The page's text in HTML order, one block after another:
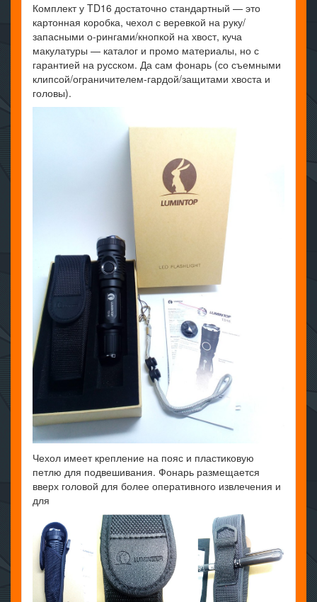
Комплект у TD16 достаточно стандартный — это
картонная коробка, чехол с веревкой на руку/
запасными о-рингами/кнопкой на хвост, куча
макулатуры — каталог и промо материалы, но с
гарантией на русском. Да сам фонарь (со съемными
клипсой/ограничителем-гардой/защитами хвоста и
головы).
Чехол имеет крепление на пояс и пластиковую
петлю для подвешивания. Фонарь размещается
вверх головой для более оперативного извлечения и
для